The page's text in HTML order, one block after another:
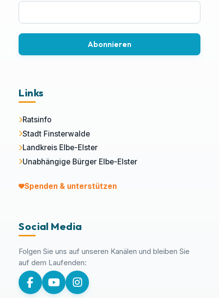
Abonnieren
Links
Ratsinfo
Stadt Finsterwalde
Landkreis Elbe-Elster
Unabhängige Bürger Elbe-Elster
Spenden & unterstützen
Social Media
Folgen Sie uns auf unseren Kanälen und bleiben Sie
auf dem Laufenden: